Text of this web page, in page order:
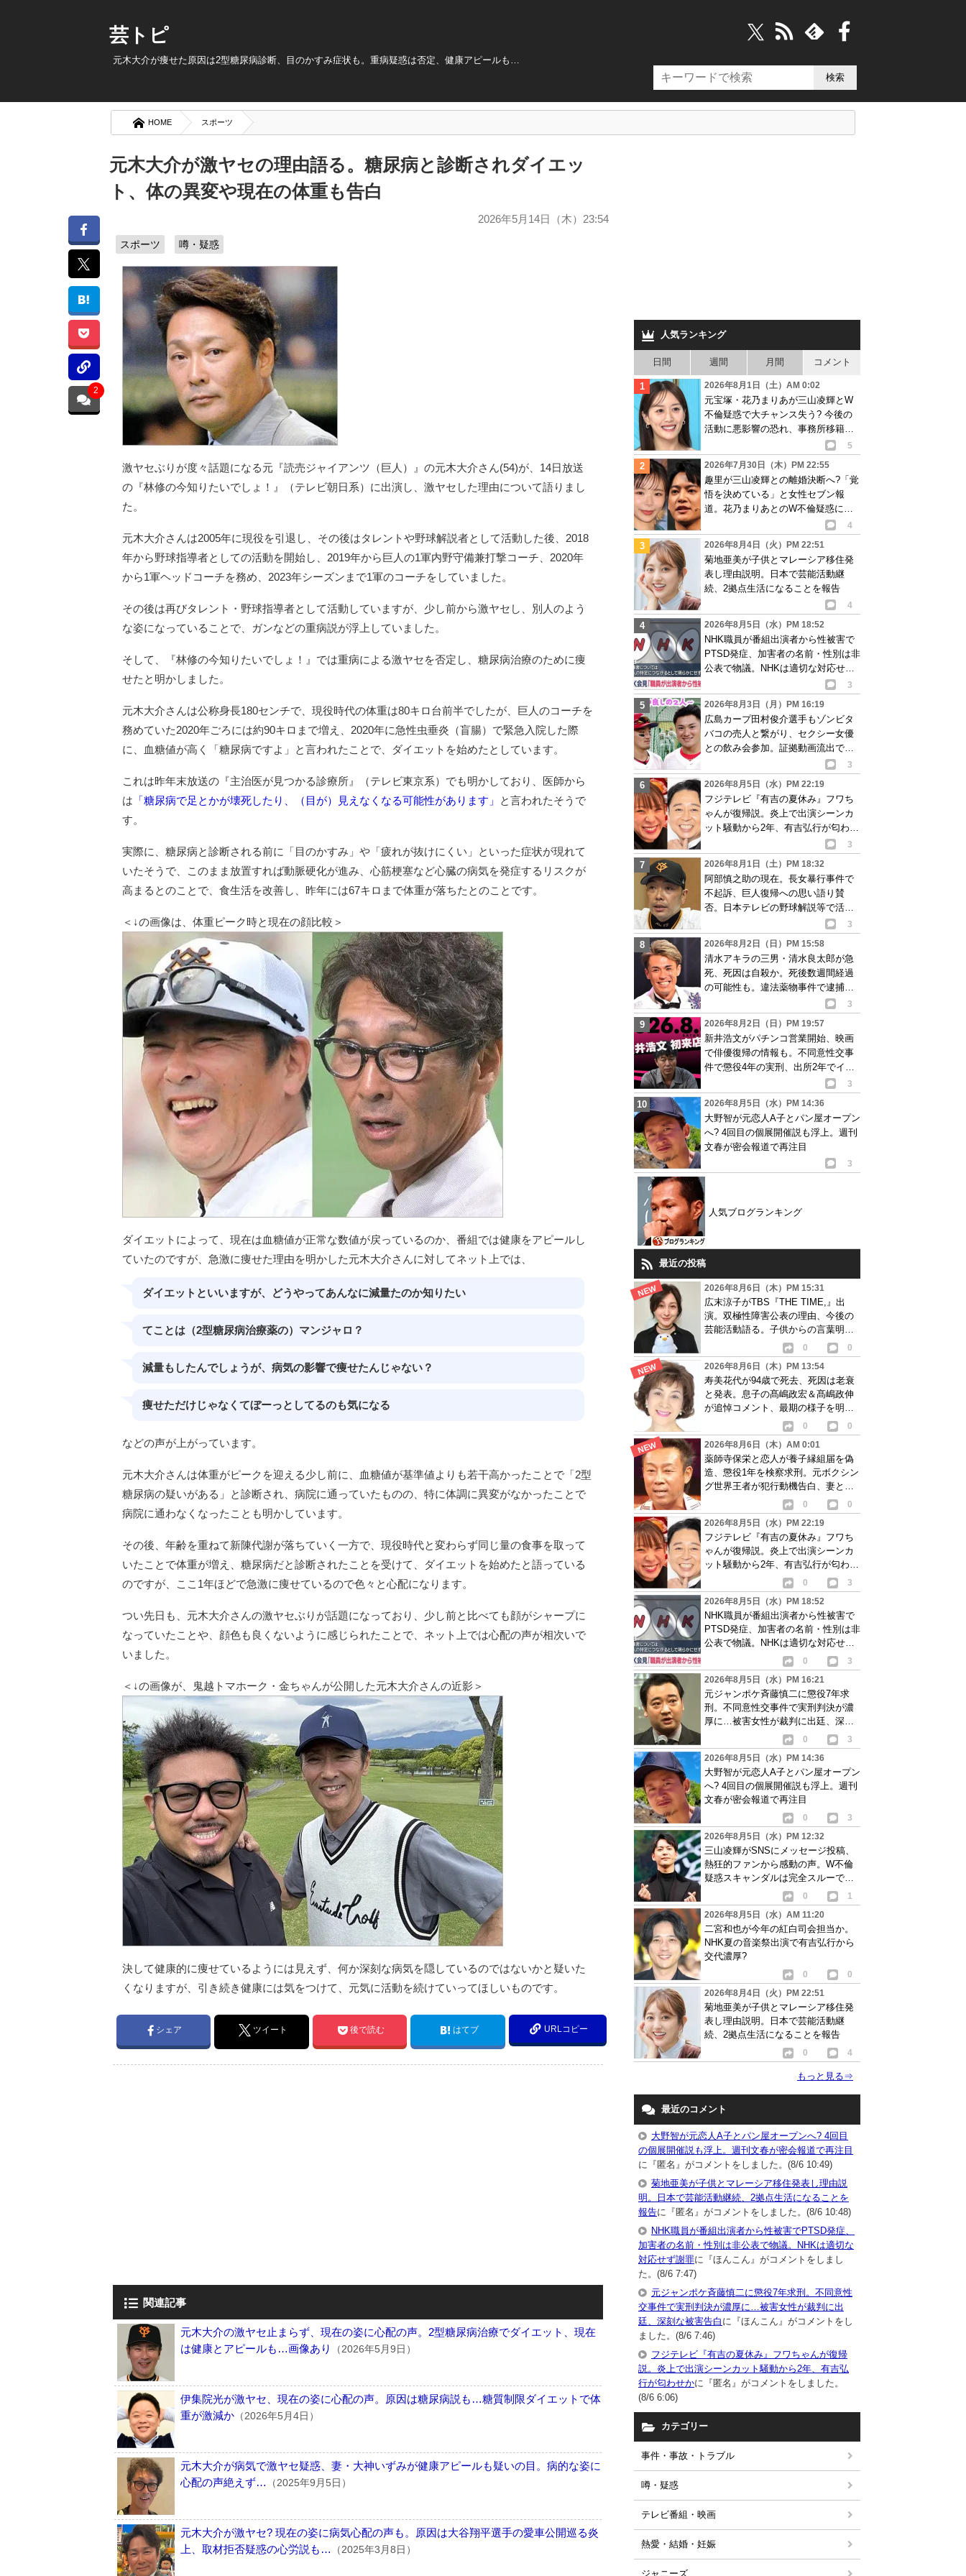
芸トピ
元木大介が痩せた原因は2型糖尿病診断、目のかすみ症状も。重病疑惑は否定、健康アピールも…
HOME スポーツ
元木大介が激ヤセの理由語る。糖尿病と診断されダイエッ
ト、体の異変や現在の体重も告白
2026年5月14日（木）23:54
スポーツ 噂・疑惑
2
激ヤセぶりが度々話題になる元『読売ジャイアンツ（巨人）』の元木大介さん(54)が、14日放送
の『林修の今知りたいでしょ！』（テレビ朝日系）に出演し、激ヤセした理由について語りまし
た。
元木大介さんは2005年に現役を引退し、その後はタレントや野球解説者として活動した後、2018
年から野球指導者としての活動を開始し、2019年から巨人の1軍内野守備兼打撃コーチ、2020年
から1軍ヘッドコーチを務め、2023年シーズンまで1軍のコーチをしていました。
その後は再びタレント・野球指導者として活動していますが、少し前から激ヤセし、別人のよう
な姿になっていることで、ガンなどの重病説が浮上していました。
そして、『林修の今知りたいでしょ！』では重病による激ヤセを否定し、糖尿病治療のために痩
せたと明かしました。
元木大介さんは公称身長180センチで、現役時代の体重は80キロ台前半でしたが、巨人のコーチを
務めていた2020年ごろには約90キロまで増え、2020年に急性虫垂炎（盲腸）で緊急入院した際
に、血糖値が高く「糖尿病ですよ」と言われたことで、ダイエットを始めたとしています。
これは昨年末放送の『主治医が見つかる診療所』（テレビ東京系）でも明かしており、医師から
は 「糖尿病で足とかが壊死したり、（目が）見えなくなる可能性があります」
と言われたそうで
す。
実際に、糖尿病と診断される前に「目のかすみ」や「疲れが抜けにくい」といった症状が現れて
いたそうで、このまま放置すれば動脈硬化が進み、心筋梗塞など心臓の病気を発症するリスクが
高まるとのことで、食生活を改善し、昨年には67キロまで体重が落ちたとのことです。
＜↓の画像は、体重ピーク時と現在の顔比較＞
ダイエットによって、現在は血糖値が正常な数値が戻っているのか、番組では健康をアピールし
ていたのですが、急激に痩せた理由を明かした元木大介さんに対してネット上では、
ダイエットといいますが、どうやってあんなに減量たのか知りたい
てことは（2型糖尿病治療薬の）マンジャロ？
減量もしたんでしょうが、病気の影響で痩せたんじゃない？
痩せただけじゃなくてぼーっとしてるのも気になる
などの声が上がっています。
元木大介さんは体重がピークを迎える少し前に、血糖値が基準値よりも若干高かったことで「2型
糖尿病の疑いがある」と診断され、病院に通っていたものの、特に体調に異変がなかったことで
病院に通わなくなったことも明かしています。
その後、年齢を重ねて新陳代謝が落ちていく一方で、現役時代と変わらず同じ量の食事を取って
いたことで体重が増え、糖尿病だと診断されたことを受けて、ダイエットを始めたと語っている
のですが、ここ1年ほどで急激に痩せているので色々と心配になります。
つい先日も、元木大介さんの激ヤセぶりが話題になっており、少し前と比べても顔がシャープに
なっていたことや、顔色も良くないように感じられたことで、ネット上では心配の声が相次いで
いました。
＜↓の画像が、鬼越トマホーク・金ちゃんが公開した元木大介さんの近影＞
決して健康的に痩せているようには見えず、何か深刻な病気を隠しているのではないかと疑いた
くなりますが、引き続き健康には気をつけて、元気に活動を続けていってほしいものです。
シェア ツイート 後で読む はてブ URLコピー
関連記事
元木大介の激ヤセ止まらず、現在の姿に心配の声。2型糖尿病治療でダイエット、現在
は健康とアピールも…画像あり
（2026年5月9日）
伊集院光が激ヤセ、現在の姿に心配の声。原因は糖尿病説も…糖質制限ダイエットで体
重が激減か （2026年5月4日）
元木大介が病気で激ヤセ疑惑、妻・大神いずみが健康アピールも疑いの目。病的な姿に
心配の声絶えず…
（2025年9月5日）
元木大介が激ヤセ? 現在の姿に病気心配の声も。原因は大谷翔平選手の愛車公開巡る炎
上、取材拒否疑惑の心労説も…
（2025年3月8日）
人気ランキング
日間 週間 月間 コメント
2026年8月1日（土）AM 0:02
元宝塚・花乃まりあが三山凌輝とW
不倫疑惑で大チャンス失う? 今後の
活動に悪影響の恐れ、事務所移籍が
5
2026年7月30日（木）PM 22:55
趣里が三山凌輝との離婚決断へ?「覚
悟を決めている」と女性セブン報
道。花乃まりあとのW不倫疑惑に水
4
2026年8月4日（火）PM 22:51
菊地亜美が子供とマレーシア移住発
表し理由説明。日本で芸能活動継
続、2拠点生活になることを報告
4
2026年8月5日（水）PM 18:52
NHK職員が番組出演者から性被害で
PTSD発症、加害者の名前・性別は非
公表で物議。NHKは適切な対応せず
3
2026年8月3日（月）PM 16:19
広島カープ田村俊介選手もゾンビタ
バコの売人と繋がり、セクシー女優
との飲み会参加。証拠動画流出で波
3
2026年8月5日（水）PM 22:19
フジテレビ『有吉の夏休み』フワち
ゃんが復帰説。炎上で出演シーンカ
ット騒動から2年、有吉弘行が匂わせ
3
2026年8月1日（土）PM 18:32
阿部慎之助の現在。長女暴行事件で
不起訴、巨人復帰への思い語り賛
否。日本テレビの野球解説等で活動
3
2026年8月2日（日）PM 15:58
清水アキラの三男・清水良太郎が急
死、死因は自殺か。死後数週間経過
の可能性も。違法薬物事件で逮捕、
3
2026年8月2日（日）PM 19:57
新井浩文がパチンコ営業開始、映画
で俳優復帰の情報も。不同意性交事
件で懲役4年の実刑、出所2年でイベ
3
2026年8月5日（水）PM 14:36
大野智が元恋人A子とパン屋オープン
へ? 4回目の個展開催説も浮上。週刊
文春が密会報道で再注目
3
人気ブログランキング
最近の投稿
2026年8月6日（木）PM 15:31
広末涼子がTBS『THE TIME,』出
演。双極性障害公表の理由、今後の
芸能活動語る。子供からの言葉明か
0
0
2026年8月6日（木）PM 13:54
寿美花代が94歳で死去、死因は老衰
と発表。息子の髙嶋政宏＆髙嶋政伸
が追悼コメント、最期の様子を明か
0
0
2026年8月6日（木）AM 0:01
薬師寺保栄と恋人が養子縁組届を偽
造、懲役1年を検察求刑。元ボクシン
グ世界王者が犯行動機告白、妻と離
0
0
2026年8月5日（水）PM 22:19
フジテレビ『有吉の夏休み』フワち
ゃんが復帰説。炎上で出演シーンカ
ット騒動から2年、有吉弘行が匂わせ
0
3
2026年8月5日（水）PM 18:52
NHK職員が番組出演者から性被害で
PTSD発症、加害者の名前・性別は非
公表で物議。NHKは適切な対応せず
0
3
2026年8月5日（水）PM 16:21
元ジャンポケ斉藤慎二に懲役7年求
刑。不同意性交事件で実刑判決が濃
厚に…被害女性が裁判に出廷、深刻
0
3
2026年8月5日（水）PM 14:36
大野智が元恋人A子とパン屋オープン
へ? 4回目の個展開催説も浮上。週刊
文春が密会報道で再注目
0
3
2026年8月5日（水）PM 12:32
三山凌輝がSNSにメッセージ投稿、
熱狂的ファンから感動の声。W不倫
疑惑スキャンダルは完全スルーで批
0
1
2026年8月5日（水）AM 11:20
二宮和也が今年の紅白司会担当か。
NHK夏の音楽祭出演で有吉弘行から
交代濃厚?
0
0
2026年8月4日（火）PM 22:51
菊地亜美が子供とマレーシア移住発
表し理由説明。日本で芸能活動継
続、2拠点生活になることを報告
0
4
もっと見る⇒
最近のコメント
大野智が元恋人A子とパン屋オープンへ? 4回目
の個展開催説も浮上。週刊文春が密会報道で再注目
に『匿名』がコメントをしました。(8/6 10:49)
菊地亜美が子供とマレーシア移住発表し理由説
明。日本で芸能活動継続、2拠点生活になることを
報告に『匿名』がコメントをしました。(8/6 10:48)
NHK職員が番組出演者から性被害でPTSD発症、
加害者の名前・性別は非公表で物議。NHKは適切な
対応せず謝罪に『ほんこん』がコメントをしまし
た。(8/6 7:47)
元ジャンポケ斉藤慎二に懲役7年求刑。不同意性
交事件で実刑判決が濃厚に…被害女性が裁判に出
廷、深刻な被害告白 に『ほんこん』がコメントをし
ました。(8/6 7:46)
フジテレビ『有吉の夏休み』フワちゃんが復帰
説。炎上で出演シーンカット騒動から2年、有吉弘
行が匂わせかに『匿名』がコメントをしました。
(8/6 6:06)
カテゴリー
事件・事故・トラブル
噂・疑惑
テレビ番組・映画
熱愛・結婚・妊娠
ジャニーズ